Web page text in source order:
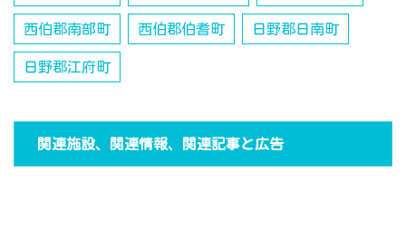
西伯郡南部町 西伯郡伯耆町 日野郡日南町
日野郡江府町
関連施設、関連情報、関連記事と広告